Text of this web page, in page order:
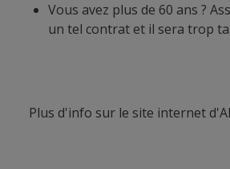
Vous avez plus de 60 ans ?
un tel contrat et il sera trop
Plus d'info sur le site internet